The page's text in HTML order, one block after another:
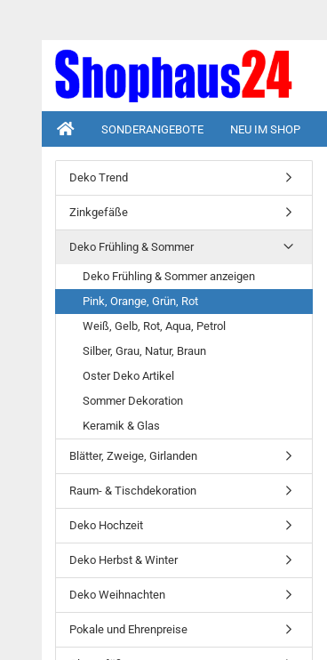
SONDERANGEBOTE NEU IM SHOP
Deko Trend
Zinkgefäße
Deko Frühling & Sommer
Deko Frühling & Sommer anzeigen
Pink, Orange, Grün, Rot
Weiß, Gelb, Rot, Aqua, Petrol
Silber, Grau, Natur, Braun
Oster Deko Artikel
Sommer Dekoration
Keramik & Glas
Blätter, Zweige, Girlanden
Raum- & Tischdekoration
Deko Hochzeit
Deko Herbst & Winter
Deko Weihnachten
Pokale und Ehrenpreise